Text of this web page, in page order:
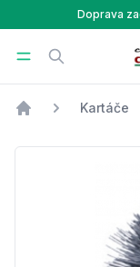
Doprava
Open menu
Search
Kartáče